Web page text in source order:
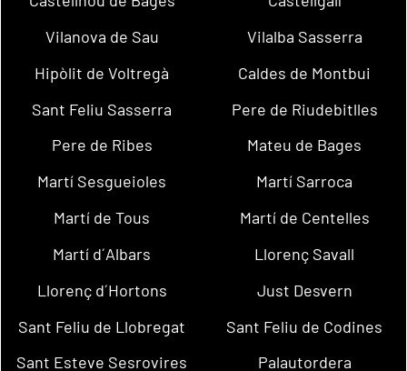
Vilanova de Sau
Vilalba Sasserra
Hipòlit de Voltregà
Caldes de Montbui
Sant Feliu Sasserra
Pere de Riudebitlles
Pere de Ribes
Mateu de Bages
Martí Sesgueioles
Martí Sarroca
Martí de Tous
Martí de Centelles
Martí d´Albars
Llorenç Savall
Llorenç d´Hortons
Just Desvern
Sant Feliu de Llobregat
Sant Feliu de Codines
Sant Esteve Sesrovires
Palautordera